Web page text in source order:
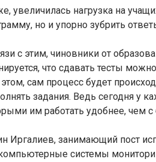
увеличилась нагрузка на
но и упорно зубрить
с этим, чиновники от
что сдавать тесты
сам процесс будет
задания. Ведь сегодня у
им работать удобнее, чем с
Иргалиев, занимающий пост
системы